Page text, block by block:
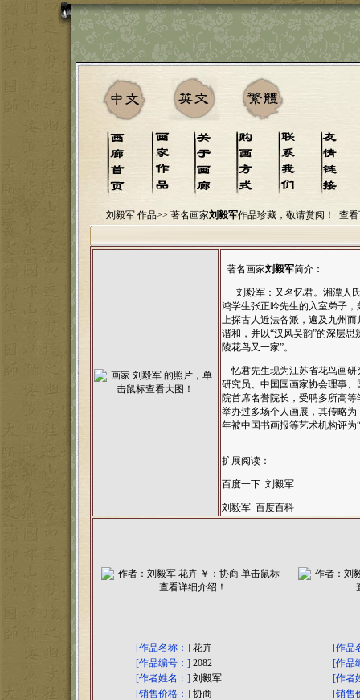
刘毅军 作品>> 著名画家刘毅军作品珍藏，敬请赏阅！ 查
著名画家刘毅军简介：
刘毅军：又名忆君。湘潭人氏
鸿学生张正吟先生的入室弟子
上探古人近法各派，遍及九州
谐和，并以“汉风吴韵”的深层
陵花鸟又一家”。
忆君先生现为江苏省花鸟画
研究员、中国国画家协会理事
院首席名誉院长，受聘多所高
举办过多场个人画展，其传略
年被中国书画报等艺术机构评为
扩展阅读：
百度一下 刘毅军
刘毅军 百度百科
[作品名称：] 花卉
[作品编号：] 2082
[作者姓名：] 刘毅军
[销售价格：] 协商
[作品
[作品
[作者
[销售